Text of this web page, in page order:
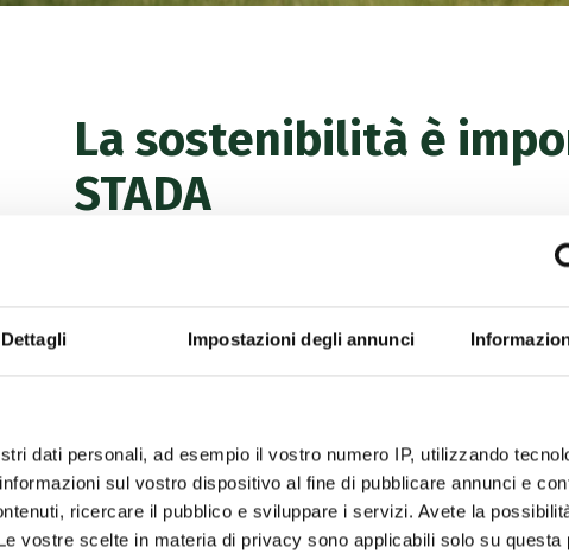
Dettagli Impostazioni degli annunci
dati personali, ad esempio il vostro numero IP, utilizzando
sul vostro dispositivo al fine di pubblicare annunci e
ricercare il pubblico e sviluppare i servizi. Avete la
vostre scelte in materia di privacy sono applicabili solo su questa
La sostenibilità è
STADA
Viviamo in un mondo in rapido cambiamento. Poiché
conseguenze anche sui sistemi sanitari, è diventato
rimanere saldi nel nostro impegno: garantire una
medicinali di alta qualità, ampliando l’accesso dei
così la nostra purpose:Caring for People’s Health as a
In tempi dinamici, avere una strategia chiara e saperla
un vantaggio decisivo. Continueremo a concentrarci
operativa e sull’innovazione. In STADA vediamo un
opportunità per noi, ma, cosa ancora più importante,
e per i singoli pazienti.